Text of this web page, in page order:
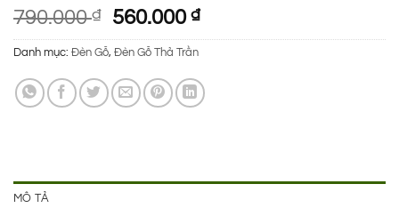
790.000₫
Giá
gốc
là:
790.000 ₫.
560.000₫Giá
hiện
là:
560.000 ₫.
Danh mục: Đèn Gỗ, Đèn Gỗ Thả Trần
MÔ TẢ